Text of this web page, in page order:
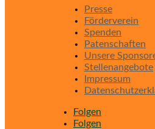
Presse
Förderverein
Spenden
Patenschaften
Unsere
Stellenangebote
Impressum
Folgen
Folgen